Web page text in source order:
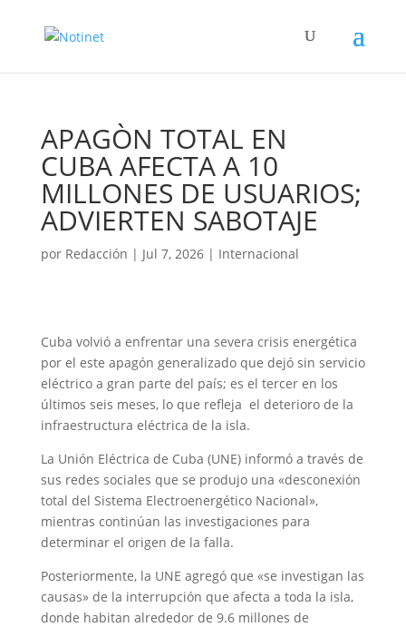
APAGÒN TOTAL EN
CUBA AFECTA A 10
MILLONES DE USUARIOS;
ADVIERTEN SABOTAJE
por Redacción | Jul 7, 2026| Internacional
Cuba volvió a enfrentar una severa crisis energética
por el este apagón generalizado que dejó sin servicio
eléctrico a gran parte del país; es el tercer en los
últimos seis meses, lo que refleja el deterioro de la
infraestructura eléctrica de la isla.
La Unión Eléctrica de Cuba (UNE) informó a través de
sus redes sociales que se produjo una «desconexión
total del Sistema Electroenergético Nacional»,
mientras continúan las investigaciones para
determinar el origen de la falla.
Posteriormente, la UNE agregó que «se investigan las
causas» de la interrupción que afecta a toda la isla,
donde habitan alrededor de 9.6 millones de